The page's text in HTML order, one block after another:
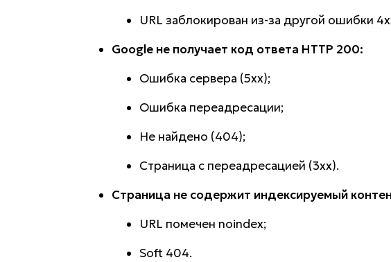
URL заблокирован из-за другой ошибки
Google не получает код ответа HTTP 200:
Ошибка сервера (5xx);
Ошибка переадресации;
Не найдено (404);
Страница с переадресацией (3xx).
Страница не содержит индексируемый
URL помечен noindex;
Soft 404.